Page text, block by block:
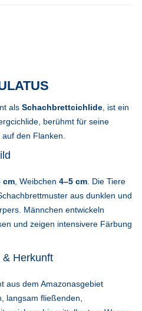
als Schachbrettcichlide , ist ein
berühmt für seine
den Flanken.
cm , Weibchen 4–5 cm . Die Tiere
aus dunklen und
Männchen entwickeln
und zeigen intensivere Färbung
& Herkunft
aus dem Amazonasgebiet
langsam fließenden,